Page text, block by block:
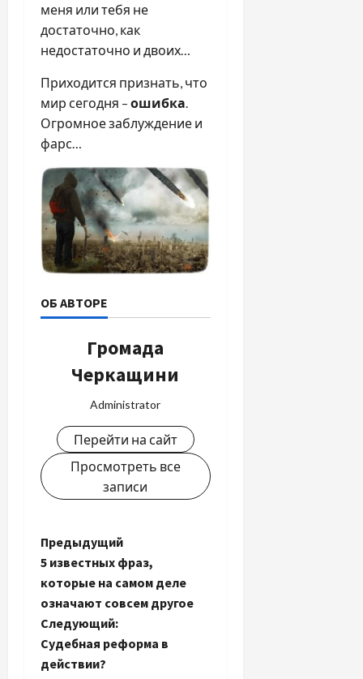
меня или тебя не
достаточно, как
недостаточно и двоих…
Приходится признать, что
мир сегодня – ошибка
Огромное заблуждение и
фарс…
ОБ АВТОРЕ
Громада
Черкащини
Administrator
Перейти на сайт
Просмотреть все
записи
Н
а
в
и
Предыдущий
5 известных фраз,
которые на самом деле
означают совсем другое
Следующий:
Судебная реформа в
действии?